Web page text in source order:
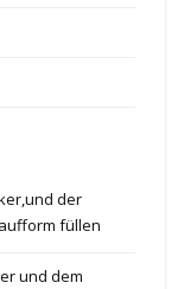
der
füllen
und dem